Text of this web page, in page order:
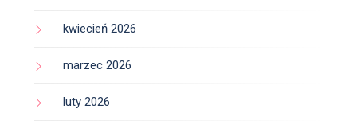
kwiecień 2026
marzec 2026
luty 2026